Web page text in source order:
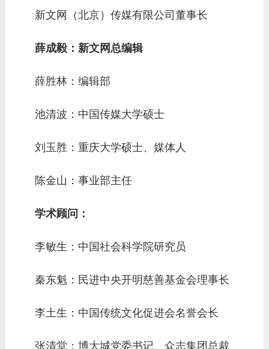
新文网（北京）传媒有限公司董事长
薛成毅：新文网总编辑
薛胜林：编辑部
池清波：中国传媒大学硕士
刘玉胜：重庆大学硕士、媒体人
陈金山：事业部主任
学术顾问：
李敏生：中国社会科学院研究员
秦东魁：民进中央开明慈善基金会理事长
李土生：中国传统文化促进会名誉会长
张清堂：博大城党委书记、众志集团总裁